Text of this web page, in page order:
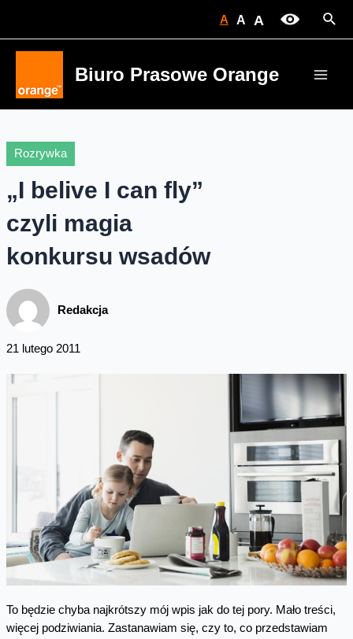
A A A
Biuro Prasowe Orange
Rozrywka
„I belive I can fly”
czyli magia
konkursu wsadów
Redakcja
21 lutego 2011
To będzie chyba najkrótszy mój wpis jak do tej pory. Mało treści,
więcej podziwiania. Zastanawiam się, czy to, co przedstawiam